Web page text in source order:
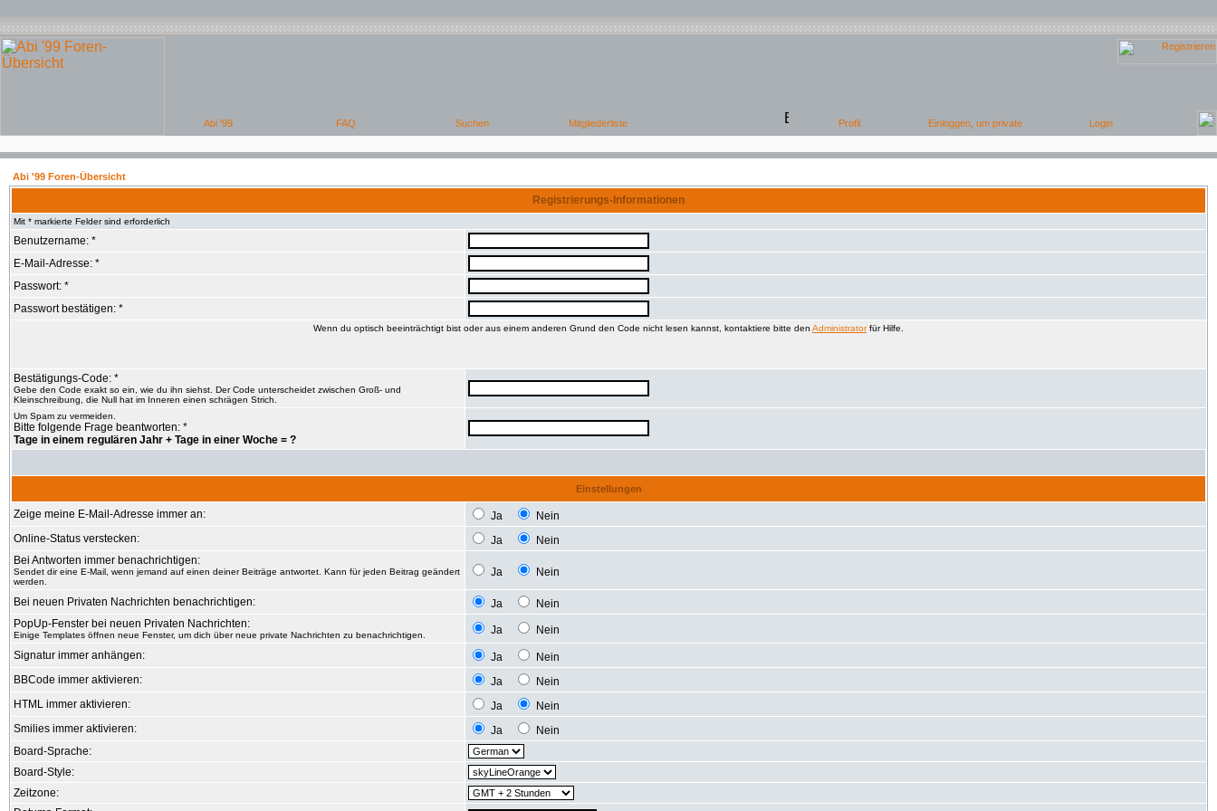
Abi '99 Foren-Übersicht
Registrierungs-Informationen
Mit * markierte Felder sind erforderlich
Benutzername: *
E-Mail-Adresse: *
Passwort: *
Passwort bestätigen: *
Wenn du optisch beeinträchtigt bist oder aus einem anderen Grund den Code nicht lesen kannst, kontaktiere bitte den Administratorfür Hilfe.
Bestätigungs-Code: *
Gebe den Code exakt so ein, wie du ihn siehst. Der Code unterscheidet zwischen Groß- und
Kleinschreibung, die Null hat im Inneren einen schrägen Strich.
Um Spam zu vermeiden.
Bitte folgende Frage beantworten: *
Tage in einem regulären Jahr + Tage in einer Woche = ?
Einstellungen
Zeige meine E-Mail-Adresse immer an: Ja
Nein
Online-Status verstecken:
Ja
Nein
Bei Antworten immer benachrichtigen:
Sendet dir eine E-Mail, wenn jemand auf einen deiner Beiträge antwortet. Kann für jeden Beitrag geändert
werden.
Ja Nein
Bei neuen Privaten Nachrichten benachrichtigen: Ja
Nein
PopUp-Fenster bei neuen Privaten Nachrichten:
Einige Templates öffnen neue Fenster, um dich über neue private Nachrichten zu benachrichtigen. Ja
Nein
Signatur immer anhängen:
Ja
Nein
BBCode immer aktivieren:
Ja
Nein
HTML immer aktivieren:
Ja
Nein
Smilies immer aktivieren:
Ja
Nein
Board-Sprache:
Board-Style:
Zeitzone: